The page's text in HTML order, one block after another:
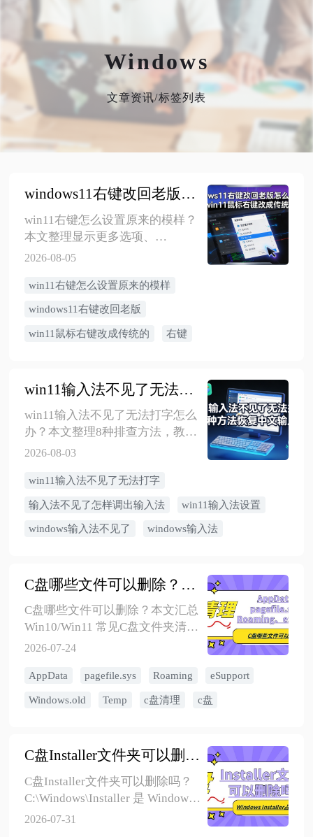
Windows
文章资讯/标签列表
windows11右键改回老版怎么操作？3种让win11鼠标右键改成传统的方法
win11右键怎么设置原来的模样？
本文整理显示更多选项、
Windows11右键改回老版、右键管
手按需操作。
2026-08-05
win11右键怎么设置原来的模样
windows11右键改回老版
win11鼠标右键改成传统的 右键
win11输入法不见了无法打字？8种方法恢复中文输入
win11输入法不见了无法打字怎么
办？本文整理8种排查方法，教你
通过Win+Space、win11输入法设
驱动大师辅助检查，恢复Windows
输入法与中文输入。
2026-08-03
win11输入法不见了无法打字
输入法不见了怎样调出输入法 win11输入法设置
windows输入法不见了 windows输入法
C盘哪些文件可以删除？AppData、pagefile.sys、Roaming、eSupport清理指南
C盘哪些文件可以删除？本文汇总
Win10/Win11 常见C盘文件夹清理
方法，包括 AppData、
eSupport、Windows.old、Temp、
微信QQ缓存等，说明哪些可以
2026-07-24
AppData pagefile.sys Roaming eSupport
Windows.old Temp c盘清理 c盘
C盘Installer文件夹可以删除吗？Windows Installer占用大怎么办
C盘Installer文件夹可以删除吗？
C:\Windows\Installer 是 Windows
Installer 缓存目录，用于保存软件
2026-07-31